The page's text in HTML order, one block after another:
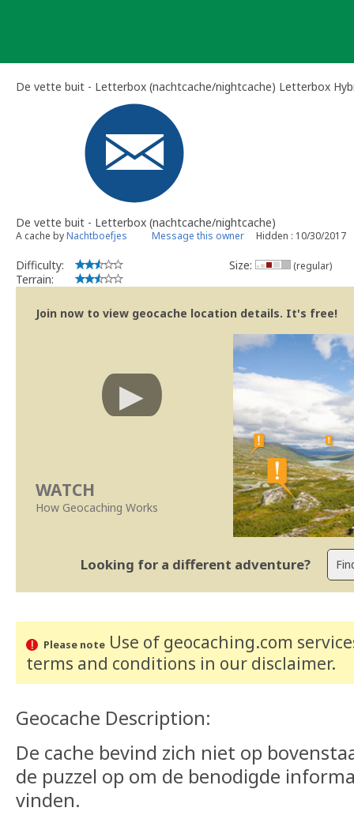
De vette buit - Letterbox (nachtcache/nightcache) Letterbox
De vette buit - Letterbox (nachtcache/nightcache)
A cache byNachtboefjes Message this owner Hidden : 10/30/2017
Difficulty:
Terrain:
Size: (regular)
Join now to view geocache location details. It's free!
WATCH
How Geocaching Works
Looking for a different adventure?
Please noteUse of geocaching.com
terms and conditions in our disclaimer.
Geocache Description:
De cache bevind zich niet op
de puzzel op om de benodigde
vinden.